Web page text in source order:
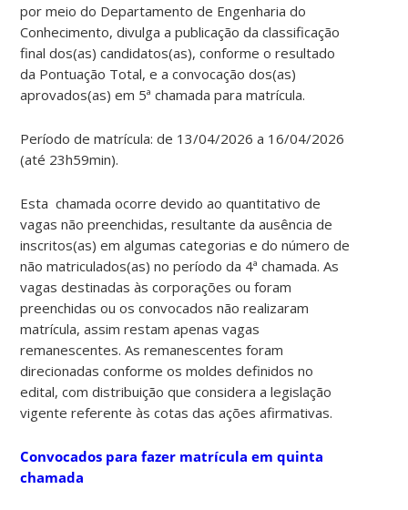
por meio do Departamento de Engenharia do
Conhecimento, divulga apublicação da classificação
final dos(as) candidatos(as), conforme o resultado
da Pontuação Total, e aconvocação dos(as)
aprovados(as) em 5ª chamada para matrícula.
Período de matrícula: de 13/04/2026 a 16/04/2026
(até 23h59min).
Esta chamada ocorre devido aoquantitativo de
vagas não preenchidas, resultante da ausência de
inscritos(as) em algumas categorias e do número de
não matriculados(as) no período da 4ª chamada. As
vagas destinadas às corporações ou foram
preenchidas ou os convocados não realizaram
matrícula, assim restam apenas vagas
remanescentes. As remanescentes foram
direcionadas conforme os moldes definidos no
edital, com distribuição que considera alegislação
vigente referente às cotas das ações afirmativas.
Convocados para fazer matrícula em quinta
chamada